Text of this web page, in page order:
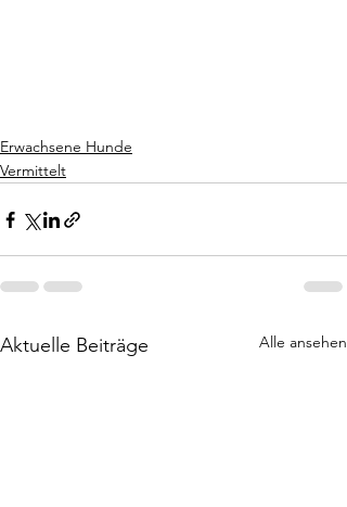
Erwachsene Hunde
Vermittelt
Aktuelle Beiträge Alle ansehen